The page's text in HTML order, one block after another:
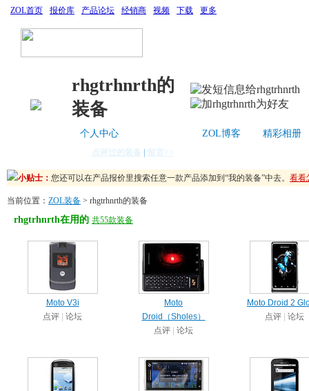
ZOL首页 报价库 产品论坛 经销商 视频 下载 更多
rhgtrhnrth的
装备
个人中心 ZOL博客 精彩相册
点评过的装备 留言>>
小贴士：
您可以通过“点评装备”来提升您的装备值与等级！写下您的使用经验
您还可以在产品报价里搜索任意一款产品添加到“我的装备”中去。 看看
当前位置： ZOL装备 > rhgtrhnrth的装备
rhgtrhnrth在用的 共55款装备
Moto V3i
点评
论坛
Moto
Droid（Sholes）
点评
论坛
Moto Droid 2
点评
论坛